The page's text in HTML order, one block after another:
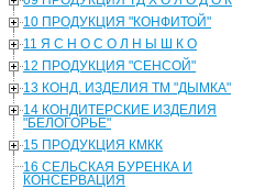
10 ПРОДУКЦИЯ "КОНФИТОЙ"
11 Я С Н О С О Л Н Ы Ш К О
12 ПРОДУКЦИЯ "СЕНСОЙ"
13 КОНД. ИЗДЕЛИЯ ТМ "ДЫМКА"
14 КОНДИТЕРСКИЕ ИЗДЕЛИЯ
"БЕЛОГОРЬЕ"
15 ПРОДУКЦИЯ КМКК
16 СЕЛЬСКАЯ БУРЕНКА И
КОНСЕРВАЦИЯ